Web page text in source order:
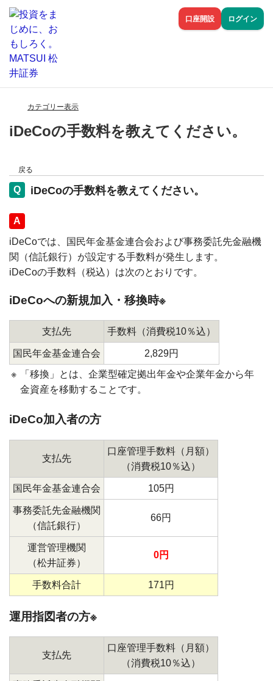
口座開設 ログイン
カテゴリー表示
iDeCoの手数料を教えてください。
戻る
iDeCoの手数料を教えてください。
回答
iDeCoでは、国民年金基金連合会および事務委託先金融機
関（信託銀行）が設定する手数料が発生します。
iDeCoの手数料（税込）は次のとおりです。
iDeCoへの新規加入・移換時※
支払先 手数料（消費税10％込）
国民年金基金連合会
2,829円
※
「移換」とは、企業型確定拠出年金や企業年金から年
金資産を移動することです。
iDeCo加入者の方
支払先
口座管理手数料（月額）
（消費税10％込）
国民年金基金連合会 105円
事務委託先金融機関
（信託銀行）
66円
運営管理機関
（松井証券）
0円
手数料合計 171円
運用指図者の方※
支払先
口座管理手数料（月額）
（消費税10％込）